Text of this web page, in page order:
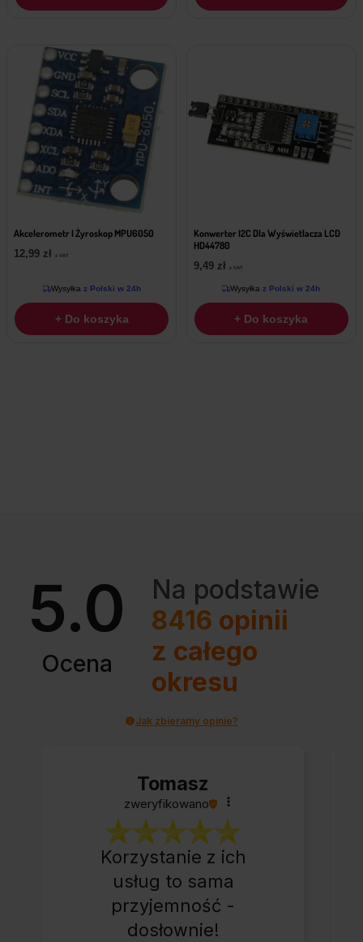
Akcelerometr I Żyroskop MPU6050
12,99 zł z VAT
Wysyłka z Polski w 24h
+ Do koszyka
Konwerter I2C Dla Wyświetlacza LCD
HD44780
9,49 zł z VAT
Wysyłka z Polski w 24h
+ Do koszyka
5.0
Ocena
Na podstawie
8416 opinii
z całego
okresu
Jak zbieramy opinie?
Tomasz
zweryfikowano
Korzystanie z ich
usług to sama
przyjemność -
dosłownie!